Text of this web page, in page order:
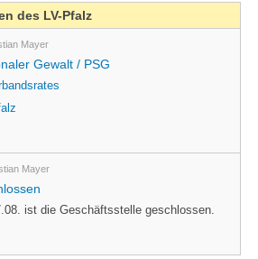
des LV-Pfalz
Mayer
Gewalt / PSG
Mayer
ist die Geschäftsstelle geschlossen.